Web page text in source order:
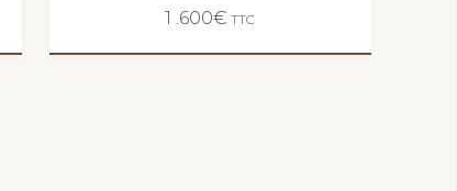
1 .600€ TTC